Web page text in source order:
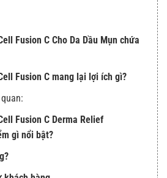
Fusion C Cho Da Dầu Mụn chứa
Fusion C mang lại lợi ích gì?
Fusion C Derma Relief
gì nổi bật?